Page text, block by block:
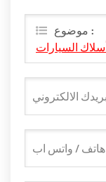
موضوع :
السيارات